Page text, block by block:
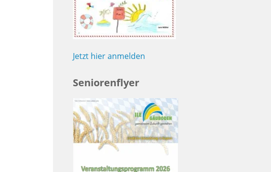
Jetzt hier anmelden
Seniorenflyer